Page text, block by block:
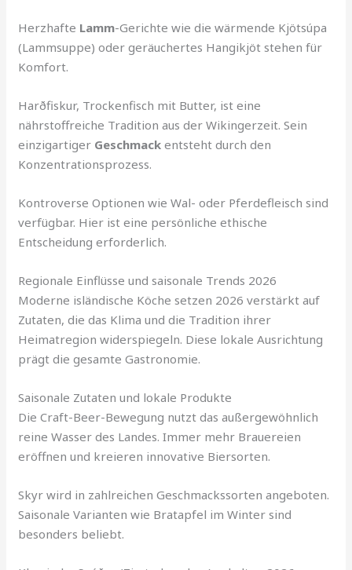
Herzhafte Lamm-Gerichte wie die wärmende Kjötsúpa
(Lammsuppe) oder geräuchertes Hangikjöt stehen für
Komfort.
Harðfiskur, Trockenfisch mit Butter, ist eine
nährstoffreiche Tradition aus der Wikingerzeit. Sein
einzigartiger Geschmack entsteht durch den
Konzentrationsprozess.
Kontroverse Optionen wie Wal- oder Pferdefleisch sind
verfügbar. Hier ist eine persönliche ethische
Entscheidung erforderlich.
Regionale Einflüsse und saisonale Trends 2026
Moderne isländische Köche setzen 2026 verstärkt auf
Zutaten, die das Klima und die Tradition ihrer
Heimatregion widerspiegeln. Diese lokale Ausrichtung
prägt die gesamte Gastronomie.
Saisonale Zutaten und lokale Produkte
Die Craft-Beer-Bewegung nutzt das außergewöhnlich
reine Wasser des Landes. Immer mehr Brauereien
eröffnen und kreieren innovative Biersorten.
Skyr wird in zahlreichen Geschmackssorten angeboten.
Saisonale Varianten wie Bratapfel im Winter sind
besonders beliebt.